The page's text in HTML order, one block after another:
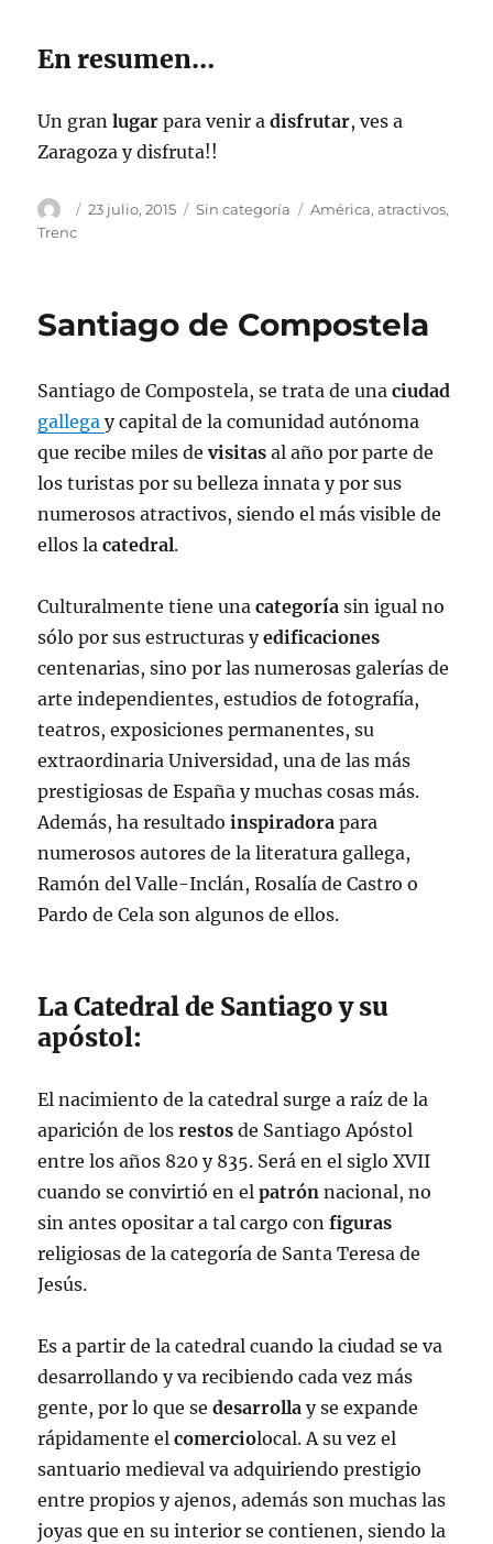
En resumen…
Un granlugar para venir adisfrutar, ves a
Zaragoza y disfruta!!
AutorPublicado
23 julio, 2015 Categorías
Sin categoría Etiquetas
América,atractivos,
Trenc
Santiago de Compostela
Santiago de Compostela, se trata de unaciudad
gallegay capital de la comunidad autónoma
que recibe miles devisitas al año por parte de
los turistas por su belleza innata y por sus
numerosos atractivos, siendo el más visible de
ellos lacatedral.
Culturalmente tiene unacategoría sin igual no
sólo por sus estructuras yedificaciones
centenarias, sino por las numerosas galerías de
arte independientes, estudios de fotografía,
teatros, exposiciones permanentes, su
extraordinaria Universidad, una de las más
prestigiosas de España y muchas cosas más.
Además, ha resultadoinspiradora para
numerosos autores de la literatura gallega,
Ramón del Valle-Inclán, Rosalía de Castro o
Pardo de Cela son algunos de ellos.
La Catedral de Santiago y su
apóstol:
El nacimiento de la catedral surge a raíz de la
aparición de losrestos de Santiago Apóstol
entre los años 820 y 835. Será en el siglo XVII
cuando se convirtió en elpatrón nacional, no
sin antes opositar a tal cargo configuras
religiosas de la categoría de Santa Teresa de
Jesús.
Es a partir de la catedral cuando la ciudad se va
desarrollando y va recibiendo cada vez más
gente, por lo que sedesarrolla y se expande
rápidamente elcomerciolocal. A su vez el
santuario medieval va adquiriendo prestigio
entre propios y ajenos, además son muchas las
joyas que en su interior se contienen, siendo la